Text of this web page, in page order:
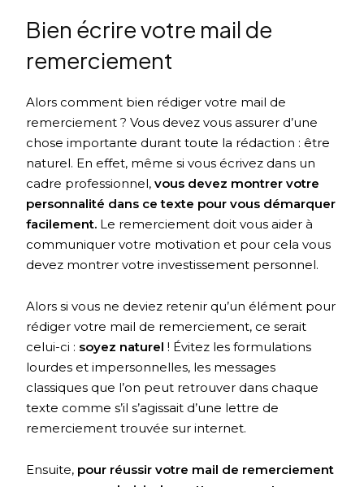
Bien écrire votre mail de
remerciement
Alors comment bien rédiger votre mail de
remerciement ? Vous devez vous assurer d’une
chose importante durant toute la rédaction : être
naturel. En effet, même si vous écrivez dans un
cadre professionnel,vous devez montrer votre
personnalité dans ce texte pour vous démarquer
facilement. Le remerciement doit vous aider à
communiquer votre motivation et pour cela vous
devez montrer votre investissement personnel.
Alors si vous ne deviez retenir qu’un élément pour
rédiger votre mail de remerciement, ce serait
celui-ci : soyez naturel ! Évitez les formulations
lourdes et impersonnelles, les messages
classiques que l’on peut retrouver dans chaque
texte comme s’il s’agissait d’une lettre de
remerciement trouvée sur internet.
Ensuite, pour réussir votre mail de remerciement